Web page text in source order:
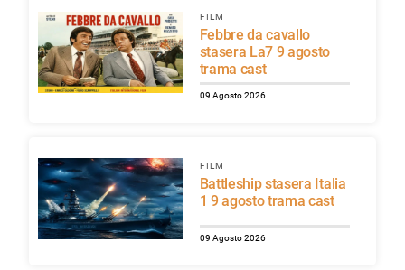
FILM
Febbre da cavallo
stasera La7 9 agosto
trama cast
09 Agosto 2026
FILM
Battleship stasera Italia
1 9 agosto trama cast
09 Agosto 2026